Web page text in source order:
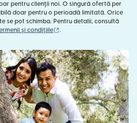
pentru clienții noi. O singură ofertă per
doar pentru o perioadă limitată. Orice
se pot schimba. Pentru detalii, consultă
și condițiile
.